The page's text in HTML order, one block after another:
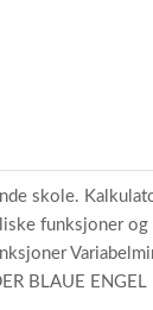
skole.
funksjoner
BLAUE ENGEL